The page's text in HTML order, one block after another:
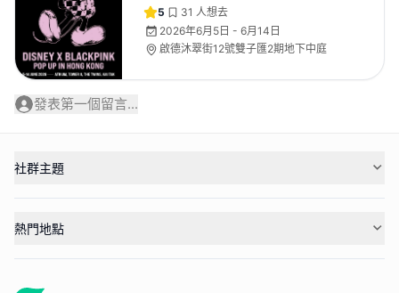
5 31 人想去
2026年6月5日 - 6月14日
啟德沐翠街12號雙子匯2期地下中庭
發表第一個留言...
社群主題
熱門地點